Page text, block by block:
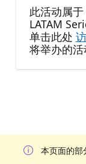
此活动属
LATAM
单击此处
将举办的活
本页面的部